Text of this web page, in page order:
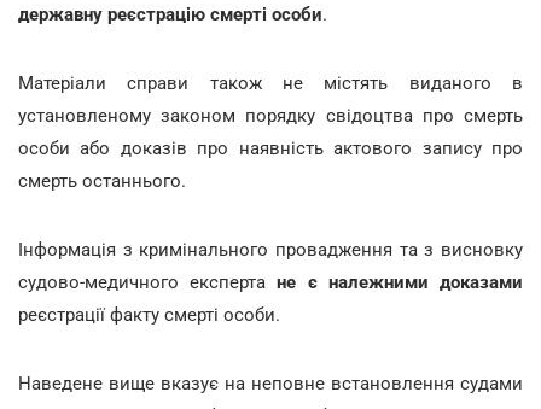
державну реєстрацію смерті особи.
Матеріали справи також не містять виданого в
установленому законом порядку свідоцтва про смерть
особи або доказів про наявність актового запису про
смерть останнього.
Інформація з кримінального провадження та з висновку
судово-медичного експертане є належними доказами
реєстрації факту смерті особи.
Наведене вище вказує на неповне встановлення судами